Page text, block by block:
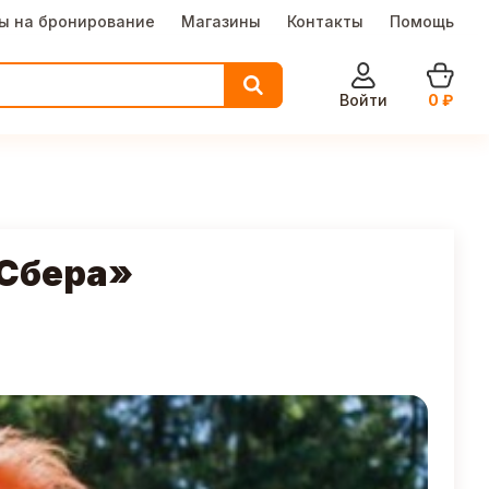
на бронирование Магазины Контакты Помощь
Войти 0 ₽